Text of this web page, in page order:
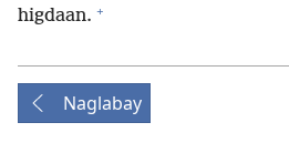
higdaan. +
Naglabay